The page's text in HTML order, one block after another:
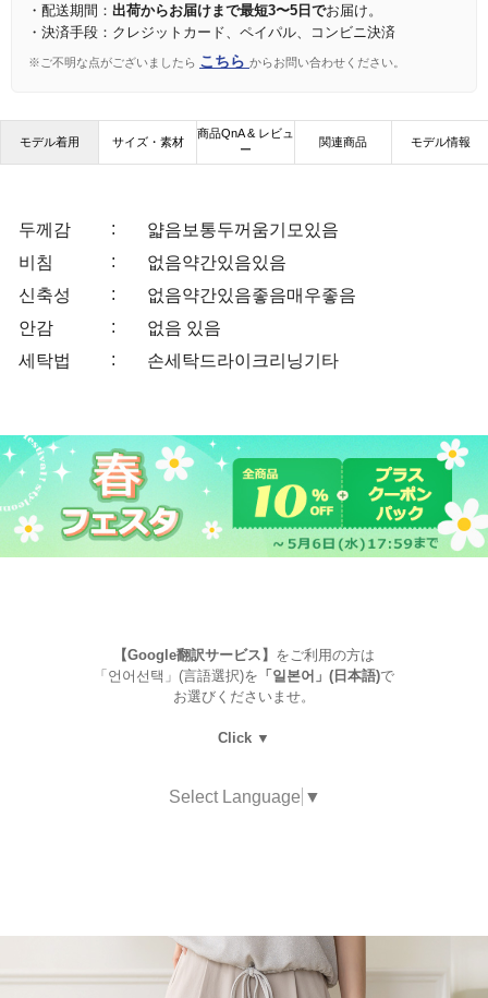
・配送期間： 出荷からお届けまで最短3〜5日でお届け。
・決済手段：クレジットカード、ペイパル、コンビニ決済
※ご不明な点がございましたら こちら からお問い合わせください。
モデル着用 サイズ・素材
商品QnA & レビュ
ー
関連商品 モデル情報
두께감 : 얇음 보통두꺼움기모있음
비침
: 없음약간있음있음
신축성
: 없음약간있음좋음매우좋음
안감
: 없음 있음
세탁법
: 손세탁드라이크리닝기타
【Google翻訳サービス】 をご利用の方は
「언어선택」(言語選択)を 「일본어」(日本語)で
お選びくださいませ。
Click ▼
Select Language ▼